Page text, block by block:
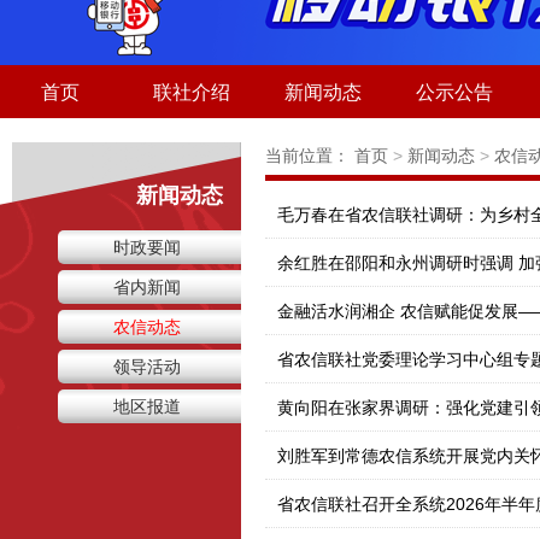
首页 联社介绍 新闻动态 公示公告
新闻动态
时政要闻
省内新闻
农信动态
领导活动
地区报道
当前位置： 首页 > 新闻动态 > 农信
毛万春在省农信联社调研：为乡村
省农信联社党委理论学习中心组专
刘胜军到常德农信系统开展党内关
省农信联社召开全系统2026年半年